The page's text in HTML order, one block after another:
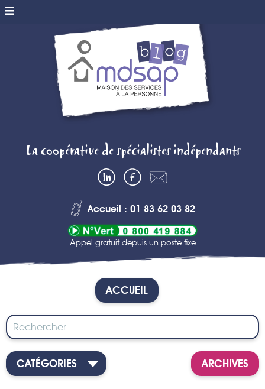
MDSAP BLOG
– MAISON DES
SERVICES A
LA PERSONNE
La coopérative de spécialistes indépendants
nous
Accueil : 01 83 62 03 82
Appel gratuit depuis un poste fixe
ACCUEIL
CATÉGORIES ARCHIVES